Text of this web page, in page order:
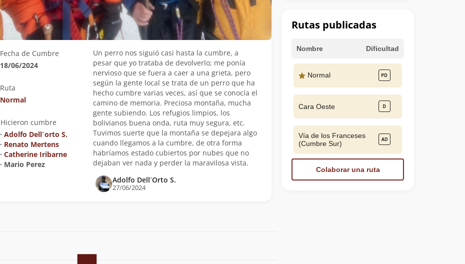
Rutas publicadas
Nombre Dificultad
Normal
Cara Oeste
Vía de los Franceses
(Cumbre Sur)
Colaborar una ruta
Fecha de Cumbre
18/06/2024
Ruta
Normal
Hicieron cumbre
∙ Adolfo Dell´orto S.
∙ Renato Mertens
∙ Catherine Iribarne
∙ Mario Perez
Un perro nos siguió casi hasta la cumbre, a
pesar que yo trataba de devolverlo; me ponía
nervioso que se fuera a caer a una grieta, pero
según la gente local se trata de un perro que ha
hecho cumbre varias veces, así que se conocía el
camino de memoria. Preciosa montaña, mucha
gente subiendo. Los refugios limpios, los
bolivianos buena onda, ruta muy segura, etc.
Tuvimos suerte que la montaña se depejara algo
cuando llegamos a la cumbre, de otra forma
habríamos estado cubiertos por nubes que no
dejaban ver nada y perder la maravilosa vista.
Adolfo Dell´Orto S.
27/06/2024